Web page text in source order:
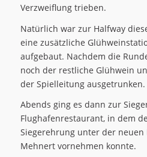
Verzweiflung trieben.
Natürlich war zur Halfway
eine zusätzliche
aufgebaut. Nachdem die
noch der restliche Glühwein
der Spielleitung ausgetrunken.
Abends ging es dann zur
Flughafenrestaurant, in dem
Siegerehrung unter der neuen
Mehnert vornehmen konnte.